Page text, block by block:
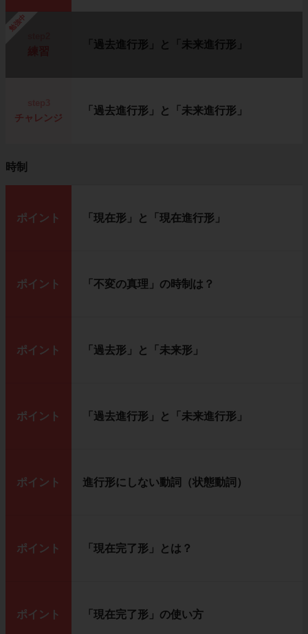
勉強中
「過去進行形」と「未来進行形」
チャレンジ
「過去進行形」と「未来進行形」
時制
ポイント 「現在形」と「現在進行形」
ポイント 「不変の真理」の時制は？
ポイント 「過去形」と「未来形」
ポイント 「過去進行形」と「未来進行形」
ポイント 進行形にしない動詞（状態動詞）
ポイント 「現在完了形」とは？
ポイント 「現在完了形」の使い方